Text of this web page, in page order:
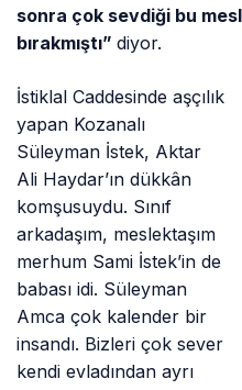
sonra çok sevdiği bu
bırakmıştı”diyor.
İstiklal Caddesinde aşçılık
yapan Kozanalı
Süleyman İstek, Aktar
Ali Haydar’ın dükkân
komşusuydu. Sınıf
arkadaşım, meslektaşım
merhum Sami İstek’in de
babası idi. Süleyman
Amca çok kalender bir
insandı. Bizleri çok sever
kendi evladından ayrı